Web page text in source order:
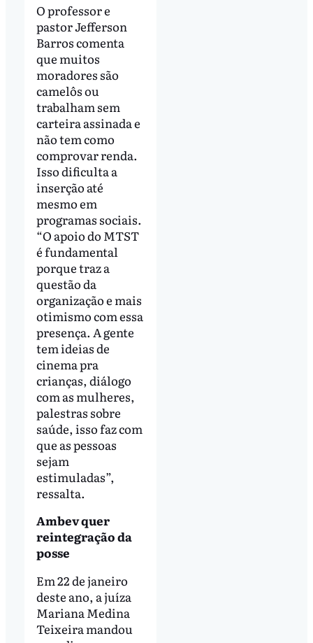
O professor e
pastor Jefferson
Barros comenta
que muitos
moradores são
camelôs ou
trabalham sem
carteira assinada e
não tem como
comprovar renda.
Isso dificulta a
inserção até
mesmo em
programas sociais.
“O apoio do MTST
é fundamental
porque traz a
questão da
organização e mais
otimismo com essa
presença. A gente
tem ideias de
cinema pra
crianças, diálogo
com as mulheres,
palestras sobre
saúde, isso faz com
que as pessoas
sejam
estimuladas”,
ressalta.
Ambev quer
reintegração da
posse
Em 22 de janeiro
deste ano, a juíza
Mariana Medina
Teixeira mandou